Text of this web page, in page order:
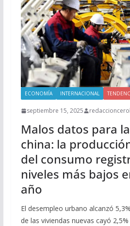
ECONOMÍA INTERNACIONAL
septiembre 15, 2025
Malos datos para
china: la
del consumo
niveles más bajos
año
El desempleo urbano alcanzó
de las viviendas nuevas cayó